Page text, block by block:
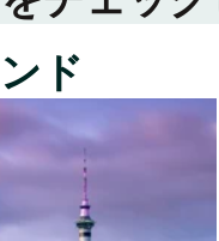
ド